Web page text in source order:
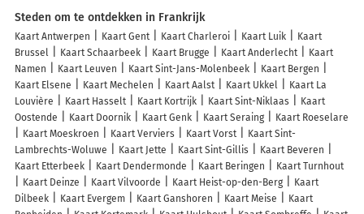
Steden om te ontdekken in Frankrijk
Kaart Antwerpen Kaart Gent Kaart Charleroi Kaart Luik
Kaart
Brussel
Kaart Schaarbeek Kaart Brugge Kaart Anderlecht
Kaart
Namen
Kaart Leuven Kaart Sint-Jans-Molenbeek
Kaart Bergen
Kaart Elsene
Kaart Mechelen Kaart Aalst Kaart Ukkel
Kaart La
Louvière
Kaart Hasselt Kaart Kortrijk Kaart Sint-Niklaas
Kaart
Oostende
Kaart Doornik Kaart Genk Kaart Seraing
Kaart Roeselare
Kaart Moeskroen
Kaart Verviers Kaart Vorst
Kaart Sint-
Lambrechts-Woluwe
Kaart Jette Kaart Sint-Gillis
Kaart Beveren
Kaart Etterbeek
Kaart Dendermonde Kaart Beringen
Kaart Turnhout
Kaart Deinze
Kaart Vilvoorde Kaart Heist-op-den-Berg
Kaart
Dilbeek
Kaart Evergem Kaart Ganshoren Kaart Meise
Kaart